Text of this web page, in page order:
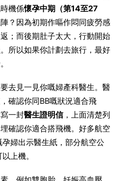
機係懷孕中期（第14至27
？因為初期作嘔作悶同疲勞感
；而後期肚子太大，行動開始
所以如果你計劃去旅行，最好
去見一見你嘅婦產科醫生。醫
確認你同BB嘅狀況適合飛
一封醫生證明信，上面清楚列
確認你適合搭飛機。好多航空
婦出示醫生紙，部分航空公
上機。